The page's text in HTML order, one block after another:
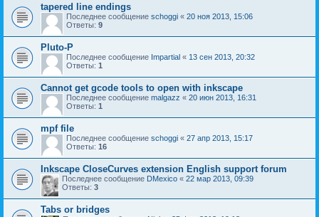
tapered line endings
Последнее сообщение schoggi « 20 ноя 2013, 15:06
Ответы: 9
Pluto-P
Последнее сообщение Impartial « 13 сен 2013, 20:32
Ответы: 1
Cannot get gcode tools to open with inkscape
Последнее сообщение malgazz « 20 июн 2013, 16:31
Ответы: 1
mpf file
Последнее сообщение schoggi « 27 апр 2013, 15:17
Ответы: 16
Inkscape CloseCurves extension English support forum
Последнее сообщение DMexico « 22 мар 2013, 09:39
Ответы: 3
Tabs or bridges